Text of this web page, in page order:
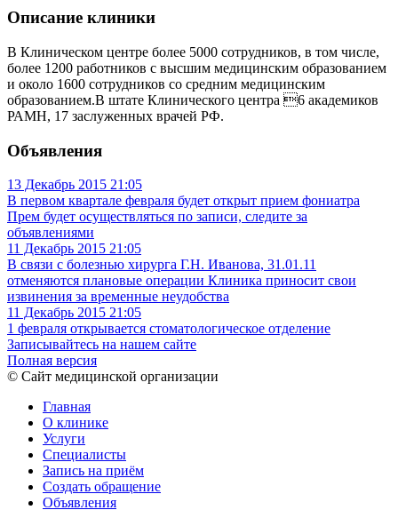
Описание клиники
В Клиническом центре более 5000 сотрудников, в том числе,
более 1200 работников с высшим медицинским образованием
и около 1600 сотрудников со средним медицинским
образованием.В штате Клинического центра 6 академиков
РАМН, 17 заслуженных врачей РФ.
Объявления
13 Декабрь 2015 21:05
В первом квартале февраля будет открыт прием фониатра
Прем будет осуществляться по записи, следите за
объявлениями
11 Декабрь 2015 21:05
В связи с болезнью хирурга Г.Н. Иванова, 31.01.11
отменяются плановые операции Клиника приносит свои
извинения за временные неудобства
11 Декабрь 2015 21:05
1 февраля открывается стоматологическое отделение
Записывайтесь на нашем сайте
Полная версия
© Сайт медицинской организации
Главная
О клинике
Услуги
Специалисты
Запись на приём
Создать обращение
Объявления